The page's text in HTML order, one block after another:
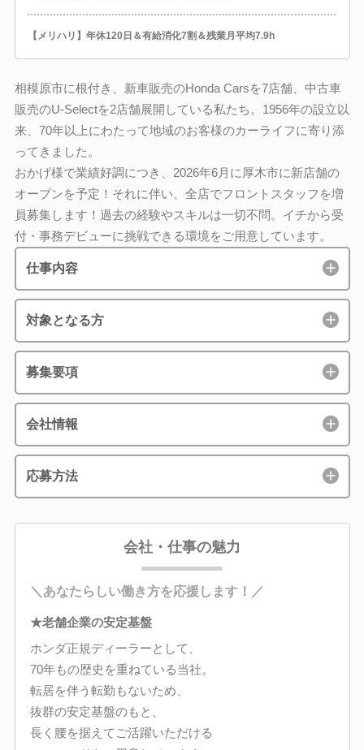
【メリハリ】年休120日＆有給消化7割＆残業月平均7.9h
相模原市に根付き、新車販売のHonda Carsを7店舗、中古車
販売のU-Selectを2店舗展開している私たち。1956年の設立以
来、70年以上にわたって地域のお客様のカーライフに寄り添
ってきました。
おかげ様で業績好調につき、2026年6月に厚木市に新店舗の
オープンを予定！それに伴い、全店でフロントスタッフを増
員募集します！過去の経験やスキルは一切不問。イチから受
付・事務デビューに挑戦できる環境をご用意しています。
仕事内容
対象となる方
募集要項
会社情報
応募方法
会社・仕事の魅力
＼あなたらしい働き方を応援します！／
★老舗企業の安定基盤
ホンダ正規ディーラーとして、
70年もの歴史を重ねている当社。
転居を伴う転勤もないため、
抜群の安定基盤のもと、
長く腰を据えてご活躍いただける